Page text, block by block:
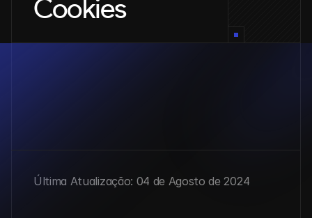
Cookies
Última Atualização: 04 de Agosto de 2024